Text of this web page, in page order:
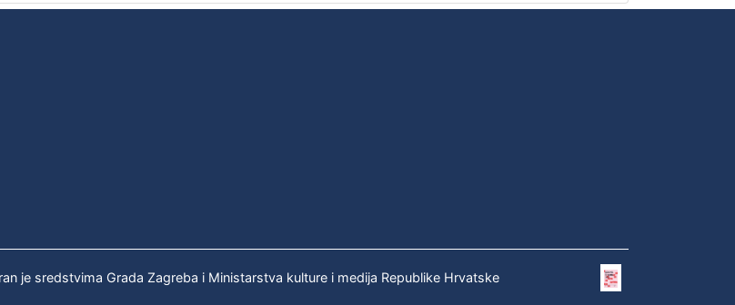
je sredstvima Grada Zagreba i Ministarstva kulture i medija Republike Hrvatske